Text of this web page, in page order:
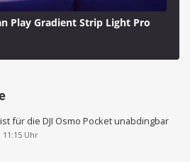
Play Gradient Strip Light Pro
für die DJI Osmo Pocket unabdingbar
11:15 Uhr